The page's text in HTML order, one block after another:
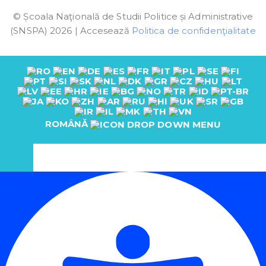
© Școala Naţională de Studii Politice și Administrative
(SNSPA) 2026 | Accesează Politica de confidenţialitate
ROMÂNĂ